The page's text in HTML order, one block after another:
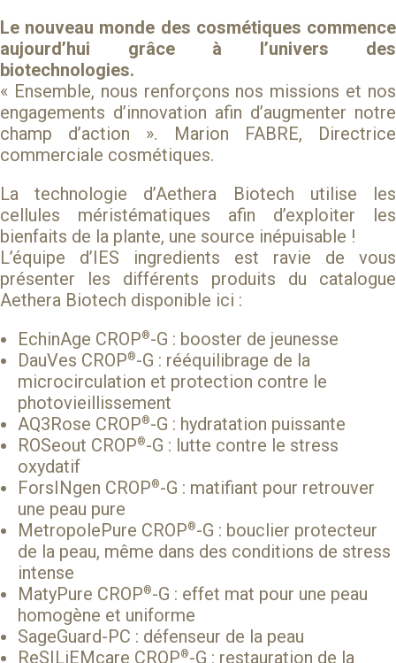
Le nouveau monde des cosmétiques commence
aujourd’hui grâce à l’univers des
biotechnologies.
« Ensemble, nous renforçons nos missions et nos
engagements d’innovation afin d’augmenter notre
champ d’action ». Marion FABRE, Directrice
commerciale cosmétiques.
La technologie d’Aethera Biotech utilise les
cellules méristématiques afin d’exploiter les
bienfaits de la plante, une source inépuisable !
L’équipe d’IES ingredients est ravie de vous
présenter les différents produits du catalogue
Aethera Biotech disponible ici :
EchinAge CROP®-G : booster de jeunesse
DauVes CROP®-G : rééquilibrage de la
microcirculation et protection contre le
photovieillissement
AQ3Rose CROP®-G : hydratation puissante
ROSeout CROP®-G : lutte contre le stress
oxydatif
ForsINgen CROP®-G : matifiant pour retrouver
une peau pure
MetropolePure CROP®-G : bouclier protecteur
de la peau, même dans des conditions de stress
intense
MatyPure CROP®-G : effet mat pour une peau
homogène et uniforme
SageGuard-PC : défenseur de la peau
ReSILiEMcare CROP®-G : restauration de la